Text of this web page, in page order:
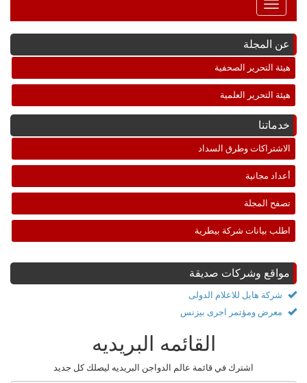
Toggle
Navigation
عن المجلة
هيئة التحرير الصحفية
هيئة التحرير العلمية
خدماتنا
الاشتراكات وطرق السداد
أعداد مجانية
تصفح المجلة
اطلب بيانات شركة بيطرية
مواقع وشركات صديقة
شركة هايل للاعلام الدولى
معرض ومؤتمر اجرى بيزنس
القائمه البريديه
اشترك في قائمة عالم الدواجن البريديه ليصلك كل جديد